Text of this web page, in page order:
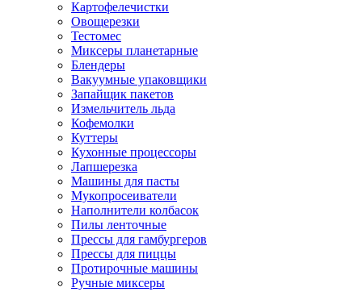
Картофелечистки
Овощерезки
Тестомес
Миксеры планетарные
Блендеры
Вакуумные упаковщики
Запайщик пакетов
Измельчитель льда
Кофемолки
Куттеры
Кухонные процессоры
Лапшерезка
Машины для пасты
Мукопросеиватели
Наполнители колбасок
Пилы ленточные
Прессы для гамбургеров
Прессы для пиццы
Протирочные машины
Ручные миксеры